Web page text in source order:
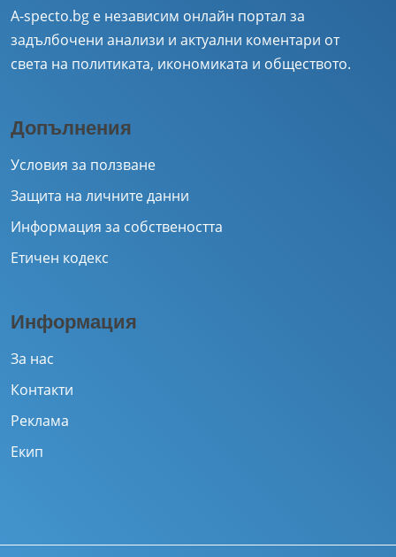
A-specto.bg е независим онлайн портал за
задълбочени анализи и актуални коментари от
света на политиката, икономиката и обществото.
Допълнения
Условия за ползване
Защита на личните данни
Информация за собствеността
Етичен кодекс
Информация
За нас
Контакти
Реклама
Екип